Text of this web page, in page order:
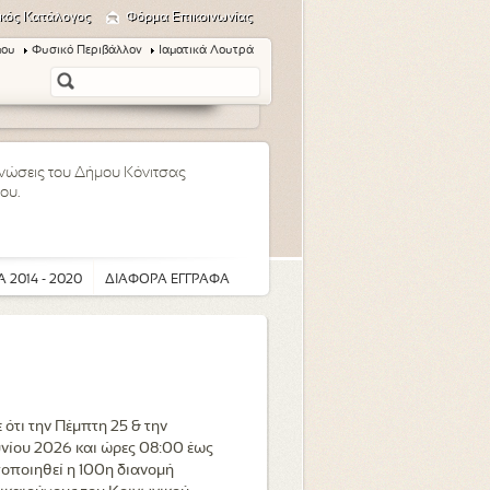
Κατάλογος Φόρμα Επικοινωνίας
Φυσικό Περιβάλλον Ιαματικά Λουτρά
του Δήμου Κόνιτσας
2014 - 2020 ΔΙΑΦΟΡΑ ΕΓΓΡΑΦΑ
την Πέμπτη 25 & την
2026 και ώρες 08:00 έως
η 100η διανομή